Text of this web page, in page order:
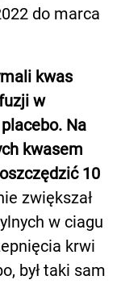
do marca
kwas
w
Na
kwasem
10
zwiększał
w ciagu
krwi
był taki sam